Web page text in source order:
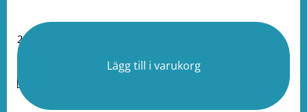
2 i lager
Lägg till i varukorg